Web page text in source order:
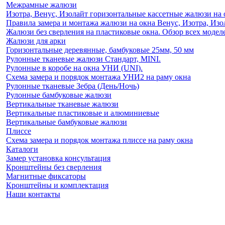
Межрамные жалюзи
Изотра, Венус, Изолайт горизонтальные кассетные жалюзи на
Правила замера и монтажа жалюзи на окна Венус, Изотра,
Жалюзи без сверления на пластиковые окна. Обзор всех
Жалюзи для арки
Горизонтальные деревянные, бамбуковые 25мм, 50 мм
Рулонные тканевые жалюзи Стандарт, MINI.
Рулонные в коробе на окна УНИ (UNI).
Схема замера и порядок монтажа УНИ2 на раму окна
Рулонные тканевые Зебра (День/Ночь)
Рулонные бамбуковые жалюзи
Вертикальные тканевые жалюзи
Вертикальные пластиковые и алюминиевые
Вертикальные бамбуковые жалюзи
Плиссе
Схема замера и порядок монтажа плиссе на раму окна
Каталоги
Замер установка консультация
Кронштейны без сверления
Магнитные фиксаторы
Кронштейны и комплектация
Наши контакты